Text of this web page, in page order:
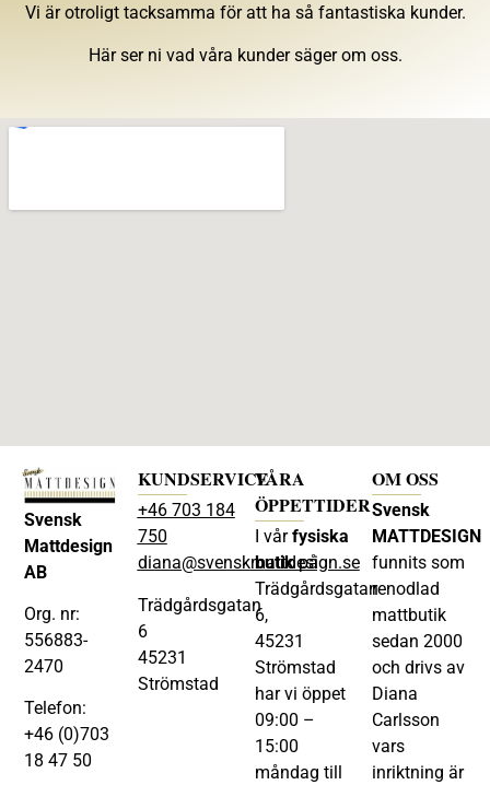
Vi är otroligt tacksamma för att ha så fantastiska kunder.
Här ser ni vad våra kunder säger om oss.
Svensk
Mattdesign
AB
Org. nr:
556883-
2470
Telefon:
+46 (0)703
18 47 50
KUNDSERVICE
+46 703 184
750
diana@svenskmattdesign.se
Trädgårdsgatan
6
45231
Strömstad
VÅRA
ÖPPETTIDER
I vårfysiska
butikpå
Trädgårdsgatan
6,
45231
Strömstad
har vi öppet
09:00 –
15:00
måndag till
OM OSS
Svensk
MATTDESIGN
funnits som
renodlad
mattbutik
sedan 2000
och drivs av
Diana
Carlsson
vars
inriktning är